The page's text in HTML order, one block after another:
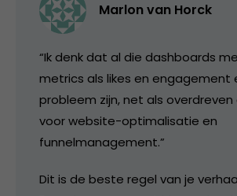
Marlon van Horck
“Ik denk dat al die dashboards
metrics als likes en engagement
probleem zijn, net als
voor website-optimalisatie en
funnelmanagement.”
Dit is de beste regel van je